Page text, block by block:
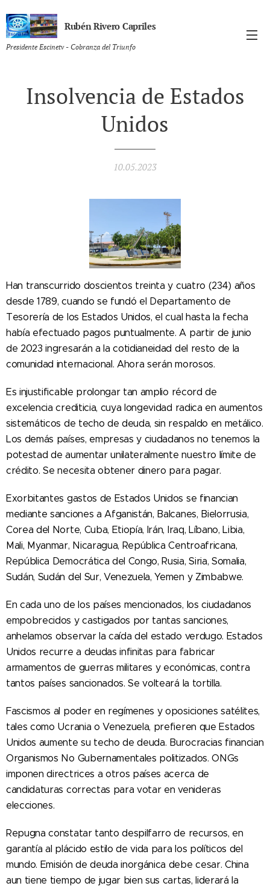
Rubén Rivero Capriles
Presidente Escinetv - Cobranza del Triunfo
Insolvencia de Estados
Unidos
10.05.2023
Han transcurrido doscientos treinta y cuatro (234) años
desde 1789, cuando se fundó el Departamento de
Tesorería de los Estados Unidos, el cual hasta la fecha
había efectuado pagos puntualmente. A partir de junio
de 2023 ingresarán a la cotidianeidad del resto de la
comunidad internacional. Ahora serán morosos.
Es injustificable prolongar tan amplio récord de
excelencia crediticia, cuya longevidad radica en aumentos
sistemáticos de techo de deuda, sin respaldo en metálico.
Los demás países, empresas y ciudadanos no tenemos la
potestad de aumentar unilateralmente nuestro límite de
crédito. Se necesita obtener dinero para pagar.
Exorbitantes gastos de Estados Unidos se financian
mediante sanciones a Afganistán, Balcanes, Bielorrusia,
Corea del Norte, Cuba, Etiopía, Irán, Iraq, Líbano, Libia,
Mali, Myanmar, Nicaragua, República Centroafricana,
República Democrática del Congo, Rusia, Siria, Somalia,
Sudán, Sudán del Sur, Venezuela, Yemen y Zimbabwe.
En cada uno de los países mencionados, los ciudadanos
empobrecidos y castigados por tantas sanciones,
anhelamos observar la caída del estado verdugo. Estados
Unidos recurre a deudas infinitas para fabricar
armamentos de guerras militares y económicas, contra
tantos países sancionados. Se volteará la tortilla.
Fascismos al poder en regímenes y oposiciones satélites,
tales como Ucrania o Venezuela, prefieren que Estados
Unidos aumente su techo de deuda. Burocracias financian
Organismos No Gubernamentales politizados. ONGs
imponen directrices a otros países acerca de
candidaturas correctas para votar en venideras
elecciones.
Repugna constatar tanto despilfarro de recursos, en
garantía al plácido estilo de vida para los políticos del
mundo. Emisión de deuda inorgánica debe cesar. China
aun tiene tiempo de jugar bien sus cartas, liderará la